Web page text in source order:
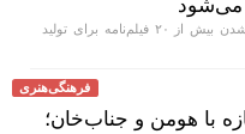
می‌شود
رئیس رسانه ملی از نهایی شدن بیش از ۲۰ فیلم‌نامه برای تولید
فرهنگی‌هنری
با هومن و جناب‌خان؛